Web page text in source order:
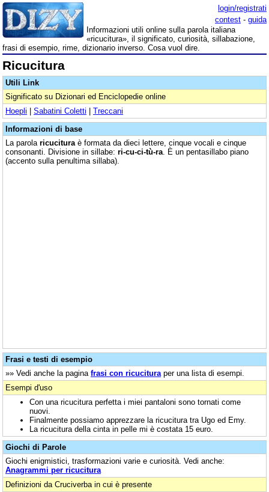
login/registrati
contest - guida
Informazioni utili online sulla parola italiana
«ricucitura», il significato, curiosità, sillabazione,
frasi di esempio, rime, dizionario inverso. Cosa vuol dire.
Ricucitura
Utili Link
Significato su Dizionari ed Enciclopedie online
Hoepli | Sabatini Coletti | Treccani
Informazioni di base
La parola ricucitura è formata da dieci lettere, cinque vocali e cinque
consonanti. Divisione in sillabe: ri-cu-ci-tù-ra . È un pentasillabo piano
(accento sulla penultima sillaba).
Frasi e testi di esempio
»» Vedi anche la pagina frasi con ricucitura per una lista di esempi.
Esempi d'uso
Con una ricucitura perfetta i miei pantaloni sono tornati come
nuovi.
Finalmente possiamo apprezzare la ricucitura tra Ugo ed Emy.
La ricucitura della cinta in pelle mi è costata 15 euro.
Giochi di Parole
Giochi enigmistici, trasformazioni varie e curiosità. Vedi anche:
Anagrammi per ricucitura
Definizioni da Cruciverba in cui è presente